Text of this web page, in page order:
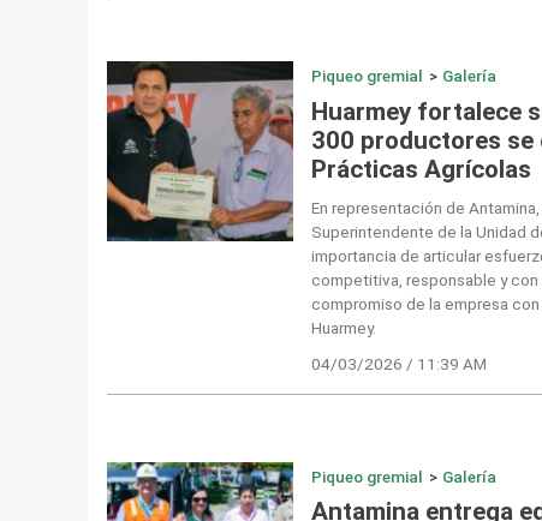
Piqueo gremial > Galería
Huarmey fortalece
300 productores se
Prácticas Agrícolas
En representación de Antamina,
Superintendente de la Unidad
importancia de articular
competitiva, responsable y
compromiso de la empresa
Huarmey.
04/03/2026 / 11:39 AM
Piqueo gremial > Galería
Antamina entrega